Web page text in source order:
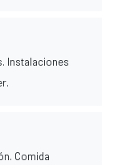
Instalaciones
Comida